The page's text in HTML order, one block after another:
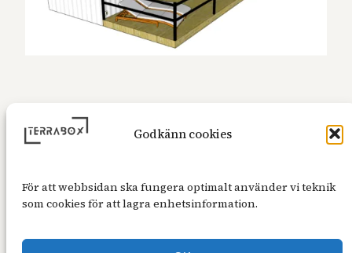
Godkänn cookies
För att webbsidan ska fungera optimalt använder vi teknik
som cookies för att lagra enhetsinformation.